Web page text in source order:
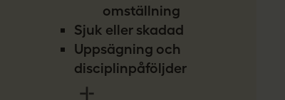
omställning
Sjuk eller skadad
Uppsägning och
disciplinpåföljder